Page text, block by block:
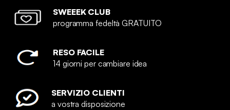
SWEEEK CLUB
programma fedeltà GRATUITO
RESO FACILE
14 giorni per cambiare idea
SERVIZIO CLIENTI
a vostra disposizione